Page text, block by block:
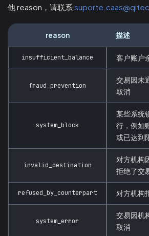
他 reason，请联系
reason 描述
insufficient_balance 客户账户
fraud_prevention
交易因未
取消
system_block
某些系统
行，例如
或已达到
invalid_destination
对方机构
拒绝了交
refused_by_counterpart 对方机构
system_error
交易因机
取消